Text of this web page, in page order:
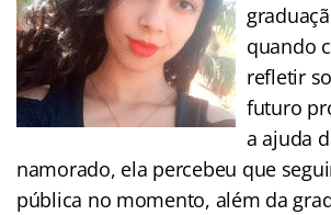
quando
refletir
futuro
a ajuda
namorado, ela percebeu que
pública no momento, além da